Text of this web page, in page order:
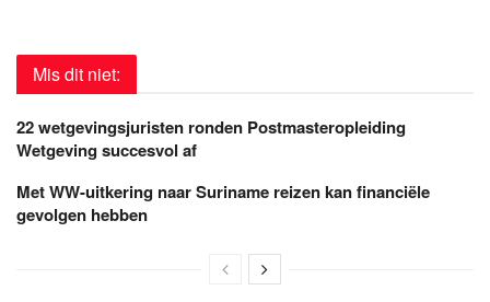
Mis dit niet:
22 wetgevingsjuristen ronden Postmasteropleiding
Wetgeving succesvol af
Met WW-uitkering naar Suriname reizen kan financiële
gevolgen hebben